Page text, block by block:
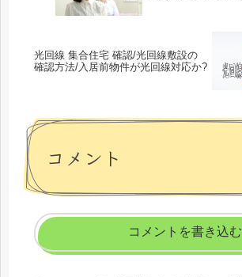
光回線 集合住宅 確認/光回線敷設の
確認方法/入居前物件が光回線対応か?
コメント
コメントを書き込む